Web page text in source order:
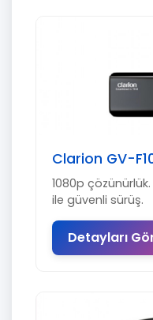
Clarion GV-
1080p
ile güvenli sürüş.
Detayları